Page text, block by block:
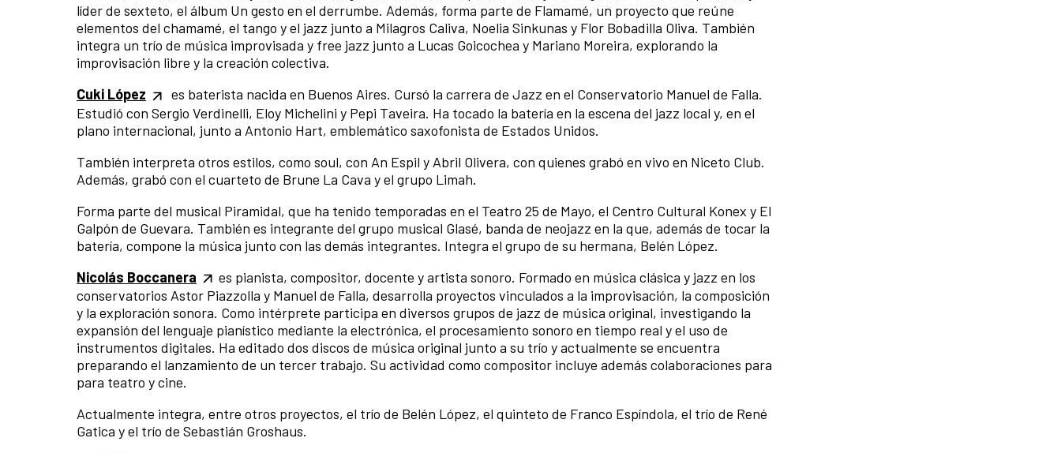
líder de sexteto, el álbum Un gesto en el derrumbe. Además, forma parte de Flamamé, un proyecto que reúne
elementos del chamamé, el tango y el jazz junto a Milagros Caliva, Noelia Sinkunas y Flor Bobadilla Oliva. También
integra un trío de música improvisada y free jazz junto a Lucas Goicochea y Mariano Moreira, explorando la
improvisación libre y la creación colectiva.
Cuki López
es baterista nacida en Buenos Aires. Cursó la carrera de Jazz en el Conservatorio Manuel de Falla.
Estudió con Sergio Verdinelli, Eloy Michelini y Pepi Taveira. Ha tocado la batería en la escena del jazz local y, en el
plano internacional, junto a Antonio Hart, emblemático saxofonista de Estados Unidos.
También interpreta otros estilos, como soul, con An Espil y Abril Olivera, con quienes grabó en vivo en Niceto Club.
Además, grabó con el cuarteto de Brune La Cava y el grupo Limah.
Forma parte del musical Piramidal, que ha tenido temporadas en el Teatro 25 de Mayo, el Centro Cultural Konex y El
Galpón de Guevara. También es integrante del grupo musical Glasé, banda de neojazz en la que, además de tocar la
batería, compone la música junto con las demás integrantes. Integra el grupo de su hermana, Belén López.
Nicolás Boccanera
es pianista, compositor, docente y artista sonoro. Formado en música clásica y jazz en los
conservatorios Astor Piazzolla y Manuel de Falla, desarrolla proyectos vinculados a la improvisación, la composición
y la exploración sonora. Como intérprete participa en diversos grupos de jazz de música original, investigando la
expansión del lenguaje pianístico mediante la electrónica, el procesamiento sonoro en tiempo real y el uso de
instrumentos digitales. Ha editado dos discos de música original junto a su trío y actualmente se encuentra
preparando el lanzamiento de un tercer trabajo. Su actividad como compositor incluye además colaboraciones para
para teatro y cine.
Actualmente integra, entre otros proyectos, el trío de Belén López, el quinteto de Franco Espíndola, el trío de René
Gatica y el trío de Sebastián Groshaus.